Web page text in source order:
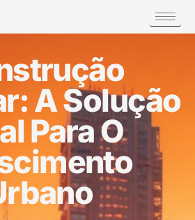
A Solução
Para O